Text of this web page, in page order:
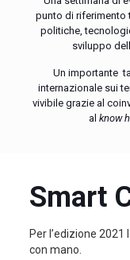
punto di riferimento
politiche,
sviluppo
Un importante
internazionale sui
vivibile grazie al
alknow
Smart
Per l’edizione
con mano.